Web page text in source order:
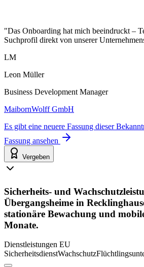
"Das Onboarding hat mich beeindruckt –
Suchprofil direkt von unserer
LM
Leon Müller
Business Development Manager
MaibornWolff GmbH
Es gibt eine neuere Fassung dieser
Fassung ansehen
Vergeben
Sicherheits- und
Übergangsheime in
stationäre Bewachung und
Monate.
Dienstleistungen EU
SicherheitsdienstWachschutz